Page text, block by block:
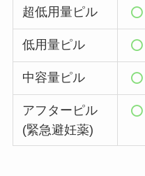
超低用量ピル
低用量ピル
中容量ピル
アフターピル
(緊急避妊薬)